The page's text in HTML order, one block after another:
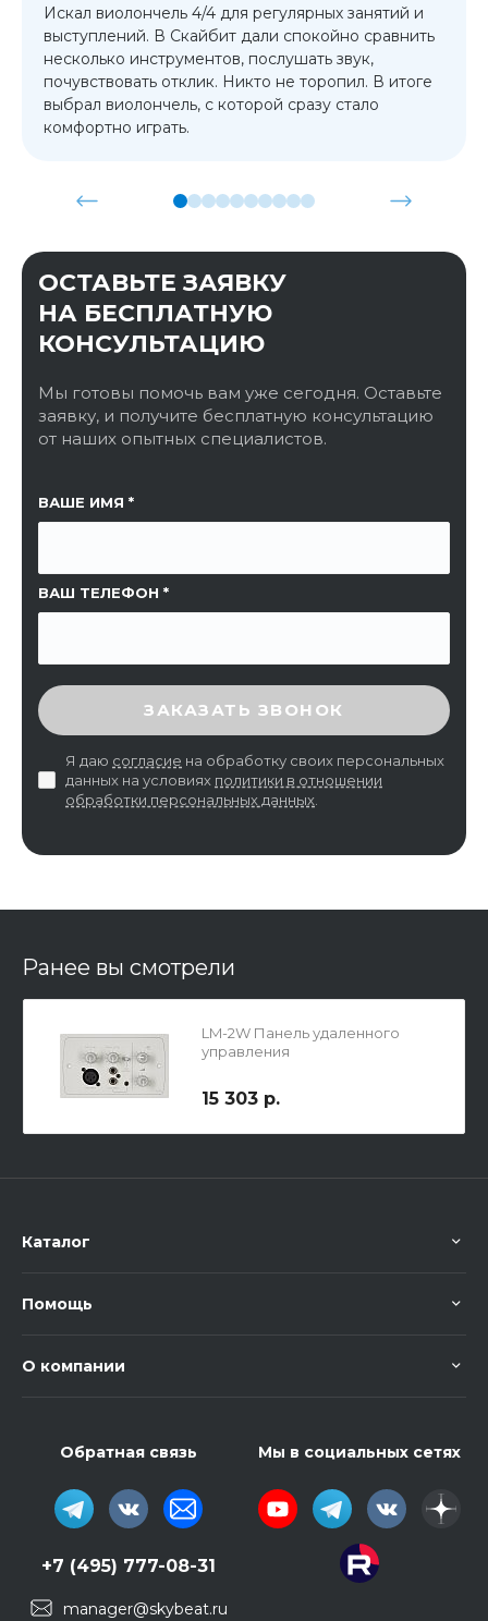
Искал виолончель 4/4 для регулярных занятий и
выступлений. В Скайбит дали спокойно сравнить
несколько инструментов, послушать звук,
почувствовать отклик. Никто не торопил. В итоге
выбрал виолончель, с которой сразу стало
комфортно играть.
ОСТАВЬТЕ ЗАЯВКУ
НА БЕСПЛАТНУЮ
КОНСУЛЬТАЦИЮ
Мы готовы помочь вам уже сегодня. Оставьте
заявку, и получите бесплатную консультацию
от наших опытных специалистов.
ВАШЕ ИМЯ
ВАШ ТЕЛЕФОН
ССЫЛКА НА СТРАНИЦУ
ВВЕДИТЕ ПРОВЕРОЧНЫЙ КОД
ЗАКАЗАТЬ ЗВОНОК
Я даю согласие на обработку своих персональных
данных на условиях политики в отношении
обработки персональных данных
Ранее вы смотрели
LM-2W Панель удаленного
управления
15 303 р.
Каталог
Помощь
О компании
Обратная связь
+7 (495) 777-08-31
manager@skybeat.ru
Мы в социальных сетях